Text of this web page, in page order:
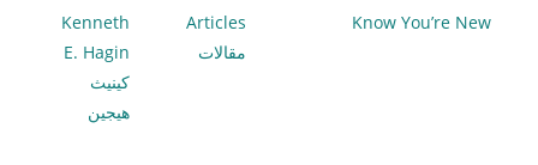
Know You’re New
Articles
مقالات
Kenneth
E. Hagin
كينيث
هيجين